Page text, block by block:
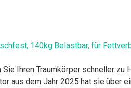
140kg Belastbar, für
Ihren Traumkörper schneller
aus dem Jahr 2025 hat sie über